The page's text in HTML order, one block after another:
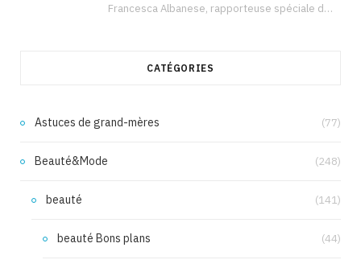
Francesca Albanese, rapporteuse spéciale de l’ONU sur les territoires palestiniens occupés, était à Tunis pour…
CATÉGORIES
Astuces de grand-mères (77)
Beauté&Mode (248)
beauté (141)
beauté Bons plans (44)